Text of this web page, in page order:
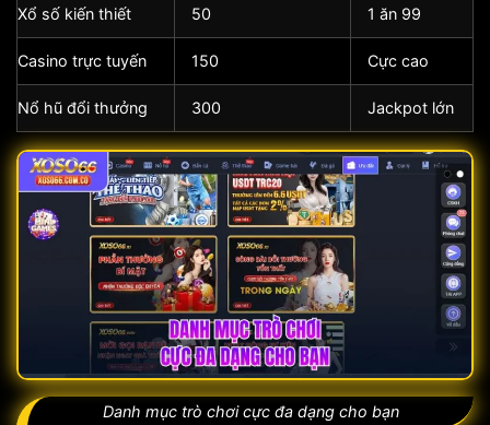
Xổ số kiến thiết 50 1 ăn 99
Casino trực tuyến 150 Cực cao
Nổ hũ đổi thưởng 300 Jackpot lớn
Danh mục trò chơi cực đa dạng cho bạn